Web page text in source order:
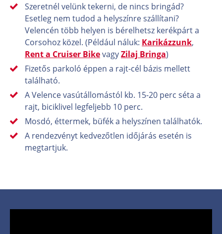
Szeretnél velünk tekerni, de nincs bringád?
Esetleg nem tudod a helyszínre szállítani?
Velencén több helyen is bérelhetsz kerékpárt a
Corsohoz közel. (Például náluk: Karikázzunk,
Rent a Cruiser BikevagyZilaj Bringa)
Fizetős parkoló éppen a rajt-cél bázis mellett
található.
A Velence vasútállomástól kb. 15-20 perc séta a
rajt, biciklivel legfeljebb 10 perc.
Mosdó, éttermek, büfék a helyszínen találhatók.
A rendezvényt kedvezőtlen időjárás esetén is
megtartjuk.